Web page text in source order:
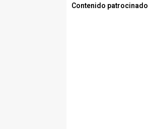
Contenido patrocinado